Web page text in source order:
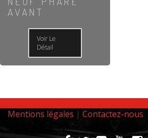
AVANT
Voir Le
Détail
Mentions légales | Contactez-nous